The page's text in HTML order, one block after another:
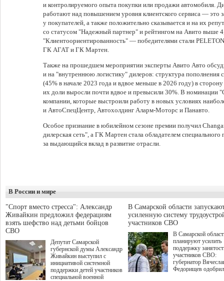
и контролируемого опыта покупки или продажи автомобиля.
работают над повышением уровня клиентского сервиса — это
у покупателей, а также положительно сказывается и на их
со статусом "Надежный партнер" и рейтингом на Авито выше
"Клиентоориентированность" — победителями стали
ГК АГАТ и ГК Мартен.
Также на прошедшем мероприятии эксперты Авито Авто
и на "внутреннюю логистику" дилеров: структура пополнения
(45% в начале 2023 года и вдвое меньше в 2026 году) в
их доли выросли почти вдвое и превысили 30%. В номинации
компании, которые выстроили работу в новых условиях
и АвтоСпецЦентр, Автохолдинг Аларм-Моторс и Панавто.
Особое признание в юбилейном сезоне премии получил
дилерская сеть", а ГК Мартен стала обладателем
за выдающийся вклад в развитие отрасли.
В России и мире
"Спорт вместо стресса": Александр
Живайкин предложил федерациям
взять шефство над детьми бойцов
СВО
Депутат Самарской
губернской думы Александр
Живайкин выступил с
инициативой системной
поддержки детей участников
специальной военной
В Самарской области
усиленную систему
участников СВО
В Самарской
планируют усилить
поддержку
участников СВО:
губернатор
Федорищев